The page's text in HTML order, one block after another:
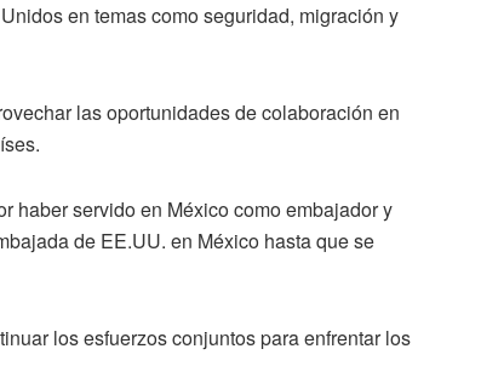
en temas como seguridad, migración y
las oportunidades de colaboración en
haber servido en México como embajador y
de EE.UU. en México hasta que se
los esfuerzos conjuntos para enfrentar los